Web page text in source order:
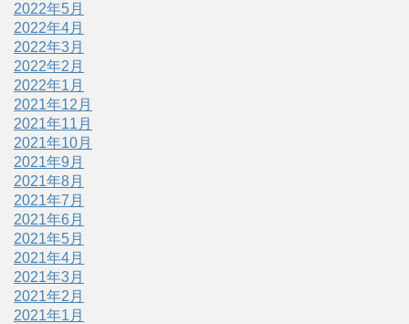
2022年5月
2022年4月
2022年3月
2022年2月
2022年1月
2021年12月
2021年11月
2021年10月
2021年9月
2021年8月
2021年7月
2021年6月
2021年5月
2021年4月
2021年3月
2021年2月
2021年1月